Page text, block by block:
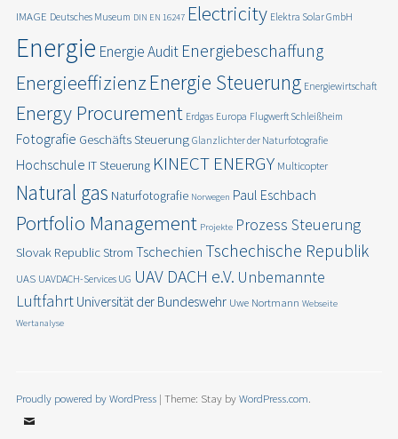
IMAGE Deutsches Museum DIN EN 16247 Electricity Elektra Solar GmbH
Energie Energie Audit Energiebeschaffung
EnergieeffizienzEnergie Steuerung Energiewirtschaft
Energy Procurement Erdgas Europa Flugwerft Schleißheim
Fotografie Geschäfts Steuerung Glanzlichter der Naturfotografie
Hochschule IT Steuerung KINECT ENERGY Multicopter
Natural gas Naturfotografie Norwegen Paul Eschbach
Portfolio Management Projekte Prozess Steuerung
Slovak RepublicStrom Tschechien Tschechische Republik
UAS UAVDACH-Services UG UAV DACH e.V. Unbemannte
Luftfahrt Universität der Bundeswehr Uwe Nortmann Webseite
Wertanalyse
Proudly powered by WordPress | Theme: Stay byWordPress.com.